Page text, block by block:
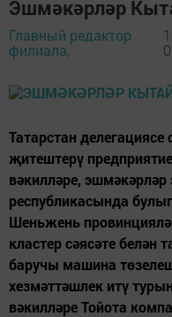
Эшмәкәрләр
Главный редактор
филиала,
Татарстан
җитештерү
вәкилләре,
республикасында
Шеньжень
кластер сәясәте
баручы машина
хезмәттәшлек итү
вәкилләре Тойота